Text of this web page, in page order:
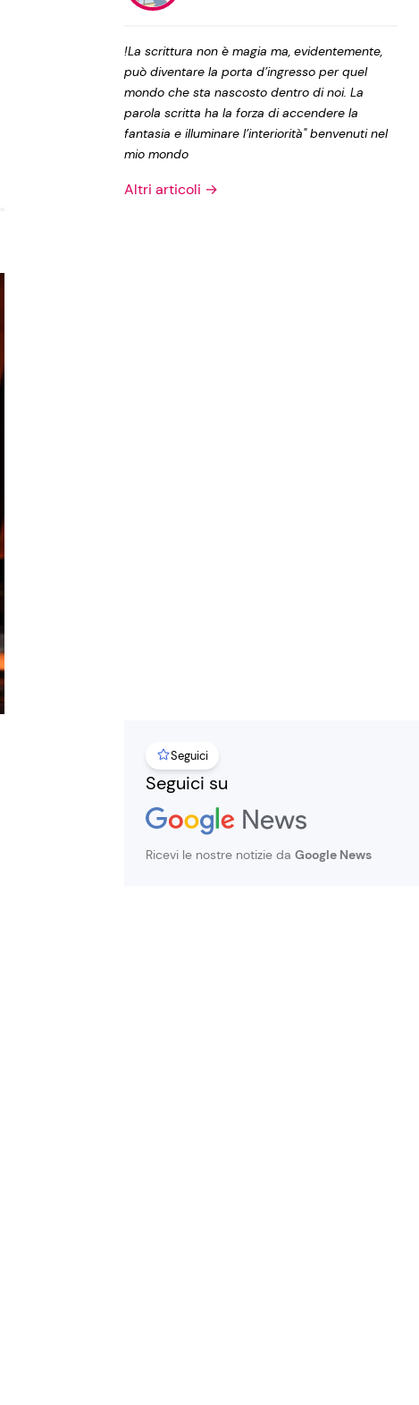
Privacy Policy
!La scrittura non è magia ma, evidentemente,
può diventare la porta d’ingresso per quel
mondo che sta nascosto dentro di noi. La
parola scritta ha la forza di accendere la
fantasia e illuminare l’interiorità" benvenuti nel
mio mondo
Altri articoli →
Seguici
Seguici su
Ricevi le nostre notizie da Google News